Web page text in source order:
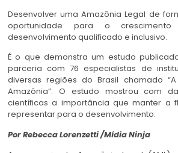
Desenvolver uma Amazônia Legal de
oportunidade para o
desenvolvimento qualificado e inclusivo.
É o que demonstra um estudo
parceria com 76 especialistas de
diversas regiões do Brasil chamado
Amazônia”. O estudo mostrou com
científicas a importância que manter a
representar para o desenvolvimento.
Por Rebecca Lorenzetti /Mídia Ninja